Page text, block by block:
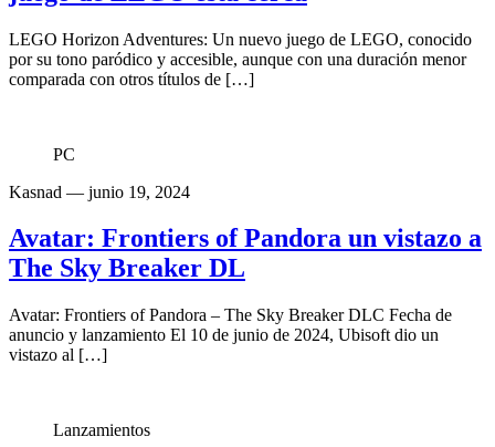
LEGO Horizon Adventures: Un nuevo juego de LEGO, conocido
por su tono paródico y accesible, aunque con una duración menor
comparada con otros títulos de […]
PC
Kasnad — junio 19, 2024
Avatar: Frontiers of Pandora un vistazo a
The Sky Breaker DL
Avatar: Frontiers of Pandora – The Sky Breaker DLC Fecha de
anuncio y lanzamiento El 10 de junio de 2024, Ubisoft dio un
vistazo al […]
Lanzamientos